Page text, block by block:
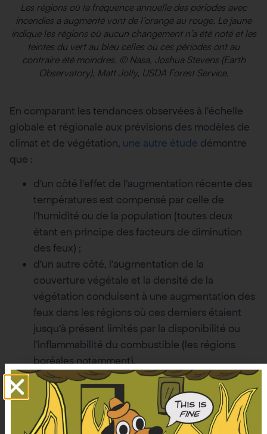
Les régions où la fréquence annuelle des périodes avec
incendies a augmenté vont de l’orangé au rouge. Le jaune
indique les régions où aucun changement n’a été noté et les
teintes du vert au bleu celles où ces périodes ont au
contraire été moindres. © Nasa, Joshua Stevens (Earth
Observatory), Matt Jolly, USDA Forest Service.
En comparant les tendances observées à l’échelle
globale et régionale aux prévisions des modèles de
climat et de végétation, une autre étude démontre
que :
d’un côté l’effet de l’augmentation récente des
températures est compensé par celle de
l’humidité ou de la population (toutes deux
étant en principe des facteurs de diminution
des feux) ;
d’un autre côté, l’augmentation de la
couverture végétale et la densité de la
végétation conduisent à une augmentation des
feux dans les régions où ces derniers étaient
jusqu’à présent limités par la disponibilité ou
l’inflammabilité du combustible (les régions
boréales notamment).
Les tendances observées correspondent donc à
des effets de compensation complexes, difficiles à
prendre en compte dans les modèles.